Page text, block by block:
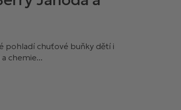
pohladí chuťové buňky dětí i
chemie...